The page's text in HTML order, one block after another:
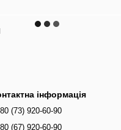
інформація
(73) 920-60-90
(67) 920-60-90